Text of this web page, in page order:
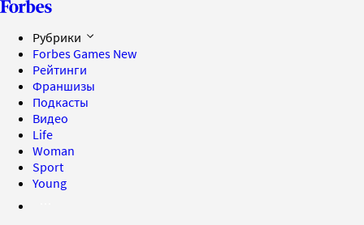
Рубрики
Forbes Games New
Рейтинги
Франшизы
Подкасты
Видео
Life
Woman
Sport
Young